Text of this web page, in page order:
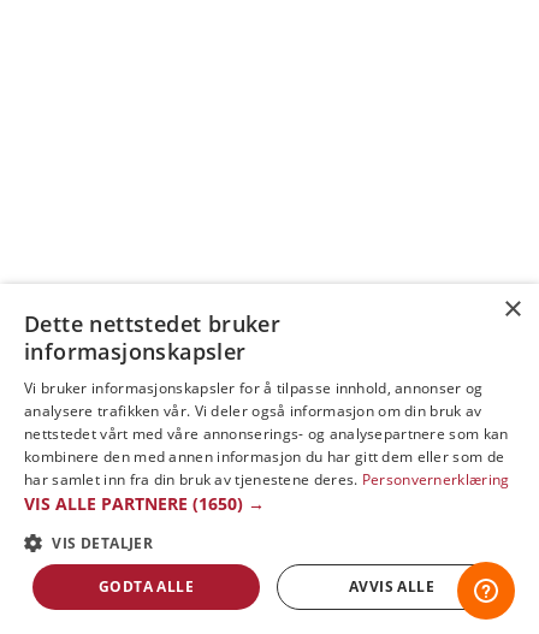
×
Dette nettstedet bruker
informasjonskapsler
Vi bruker informasjonskapsler for å tilpasse innhold, annonser og
analysere trafikken vår. Vi deler også informasjon om din bruk av
nettstedet vårt med våre annonserings- og analysepartnere som kan
kombinere den med annen informasjon du har gitt dem eller som de
har samlet inn fra din bruk av tjenestene deres. Personvernerklæring
VIS ALLE PARTNERE (1650) →
VIS DETALJER
GODTA ALLE AVVIS ALLE